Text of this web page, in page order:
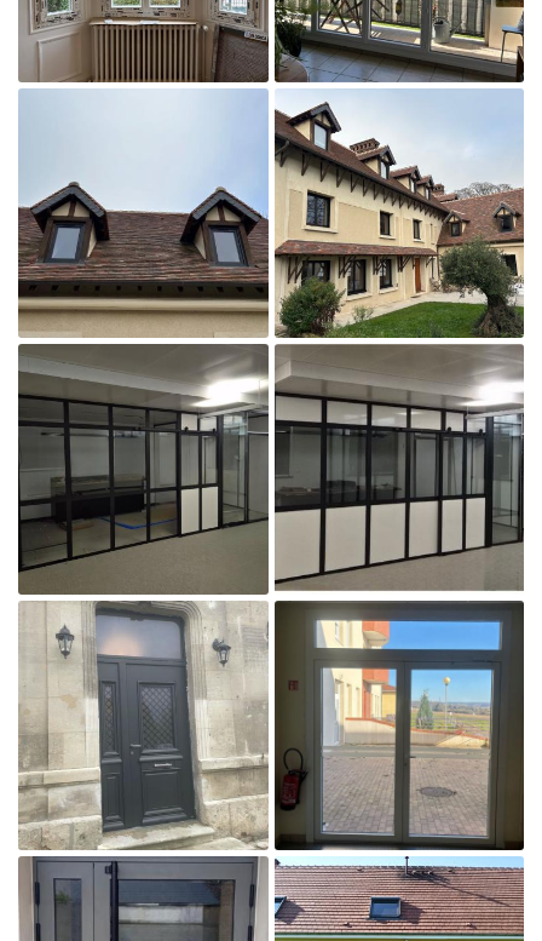
AVIS
CONTACT
RESTEZ
Inscription
Agrandir la photo

Agrandir la photo

Agrandir la photo